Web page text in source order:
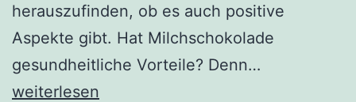
herauszufinden, ob es auch positive
Aspekte gibt. Hat Milchschokolade
gesundheitliche Vorteile? Denn…
weiterlesen